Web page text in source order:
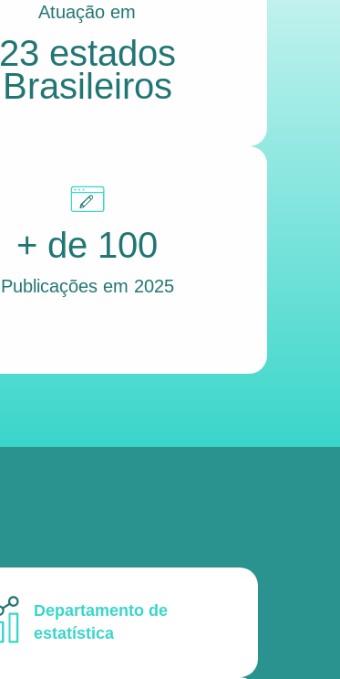
Atuação em
23 estados
Brasileiros
+ de 100
Publicações em 2025
Departamento de
estatística